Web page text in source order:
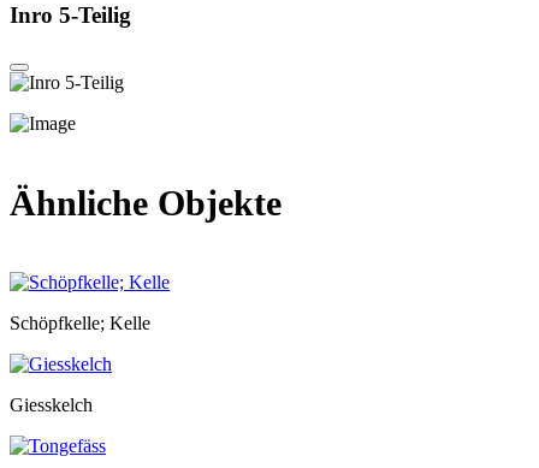
Inro 5-Teilig
Ähnliche Objekte
Schöpfkelle; Kelle
Giesskelch